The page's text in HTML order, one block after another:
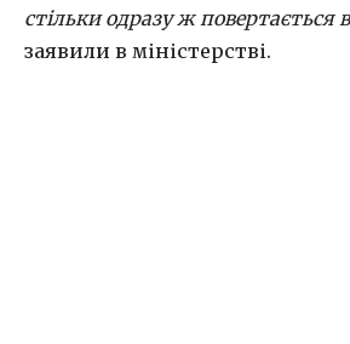
стільки одразу ж повертається
заявили в міністерстві.